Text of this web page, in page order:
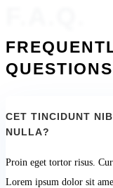
QUESTIONS
CET TINCIDUNT
NULLA?
Proin eget tortor risus.
Lorem ipsum dolor sit